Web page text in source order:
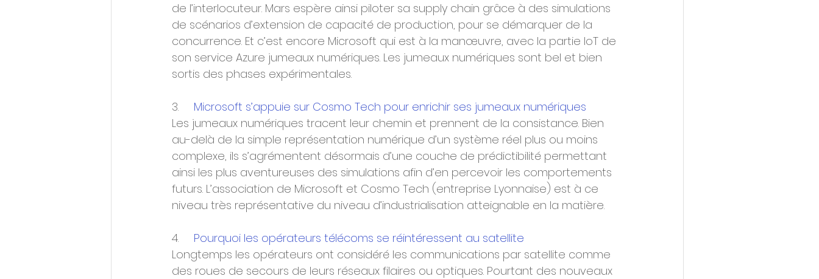
de l’interlocuteur. Mars espère ainsi piloter sa supply chain grâce à des simulations
de scénarios d’extension de capacité de production, pour se démarquer de la
concurrence. Et c’est encore Microsoft qui est à la manœuvre, avec la partie IoT de
son service Azure jumeaux numériques. Les jumeaux numériques sont bel et bien
sortis des phases expérimentales.
3. Microsoft s’appuie sur Cosmo Tech pour enrichir ses jumeaux numériques
Les jumeaux numériques tracent leur chemin et prennent de la consistance. Bien
au-delà de la simple représentation numérique d’un système réel plus ou moins
complexe, ils s’agrémentent désormais d’une couche de prédictibilité permettant
ainsi les plus aventureuses des simulations afin d’en percevoir les comportements
futurs. L’association de Microsoft et Cosmo Tech (entreprise Lyonnaise) est à ce
niveau très représentative du niveau d’industrialisation atteignable en la matière.
4. Pourquoi les opérateurs télécoms se réintéressent au satellite
Longtemps les opérateurs ont considéré les communications par satellite comme
des roues de secours de leurs réseaux filaires ou optiques. Pourtant des nouveaux